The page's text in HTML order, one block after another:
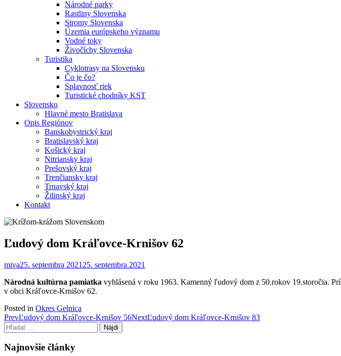
Národné parky
Rastliny Slovenska
Stromy Slovenska
Územia európskeho významu
Vodné toky
Živočíchy Slovenska
Turistika
Cyklotrasy na Slovensku
Čo je čo?
Splavnosť riek
Turistické chodníky KST
Slovensko
Hlavné mesto Bratislava
Opis Regiónov
Banskobystrický kraj
Bratislavský kraj
Košický kraj
Nitriansky kraj
Prešovský kraj
Trenčiansky kraj
Trnavský kraj
Žilinský kraj
Kontakt
Ľudový dom Kráľovce-Krnišov 62
miva25. septembra 2021 25. septembra 2021
Národná kultúrna pamiatka vyhlásená v roku 1963. Kamenný ľudový dom z 50.rokov 19.storočia.
v obci Kráľovce-Krnišov 62.
Posted in Okres Gelnica
Post
navigation
PrevĽudový dom Kráľovce-Krnišov 56NextĽudový dom Kráľovce-Krnišov 83
Hľadať:
Najnovšie články